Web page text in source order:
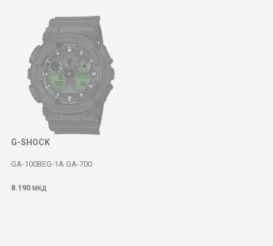
G-SHOCK
GA-100BEG-1A GA-700
8.190 МКД